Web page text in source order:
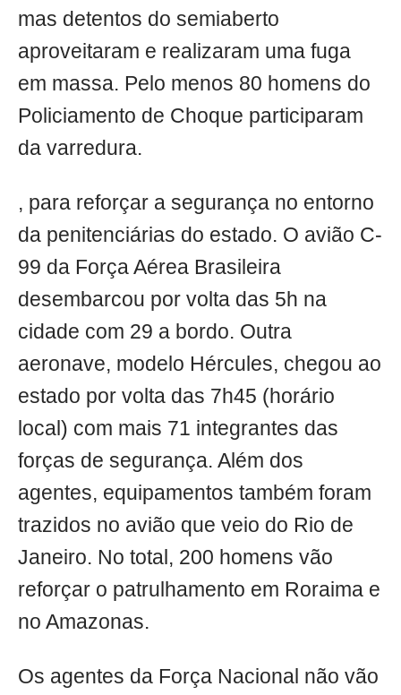
mas detentos do semiaberto
aproveitaram e realizaram uma fuga
em massa. Pelo menos 80 homens do
Policiamento de Choque participaram
da varredura.
, para reforçar a segurança no entorno
da penitenciárias do estado. O avião C-
99 da Força Aérea Brasileira
desembarcou por volta das 5h na
cidade com 29 a bordo. Outra
aeronave, modelo Hércules, chegou ao
estado por volta das 7h45 (horário
local) com mais 71 integrantes das
forças de segurança. Além dos
agentes, equipamentos também foram
trazidos no avião que veio do Rio de
Janeiro. No total, 200 homens vão
reforçar o patrulhamento em Roraima e
no Amazonas.
Os agentes da Força Nacional não vão